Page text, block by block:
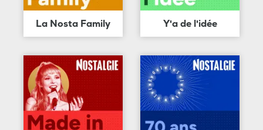
La Nosta Family Y'a de l'idée